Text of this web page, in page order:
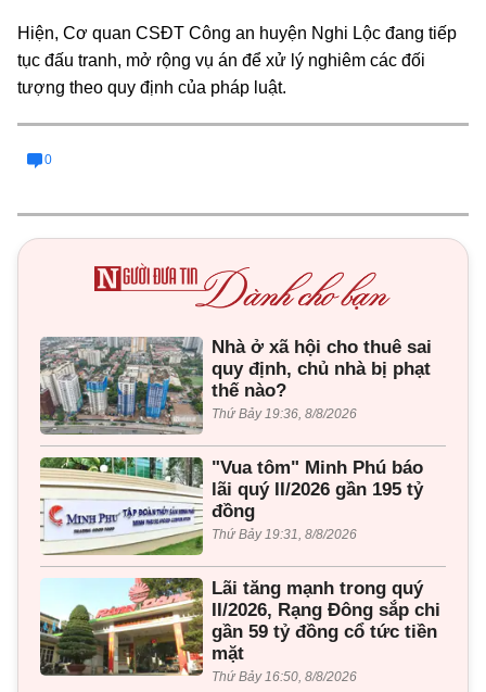
Hiện, Cơ quan CSĐT Công an huyện Nghi Lộc đang tiếp
tục đấu tranh, mở rộng vụ án để xử lý nghiêm các đối
tượng theo quy định của pháp luật.
0
Nhà ở xã hội cho thuê sai
quy định, chủ nhà bị phạt
thế nào?
Thứ Bảy 19:36, 8/8/2026
"Vua tôm" Minh Phú báo
lãi quý II/2026 gần 195 tỷ
đồng
Thứ Bảy 19:31, 8/8/2026
Lãi tăng mạnh trong quý
II/2026, Rạng Đông sắp chi
gần 59 tỷ đồng cổ tức tiền
mặt
Thứ Bảy 16:50, 8/8/2026